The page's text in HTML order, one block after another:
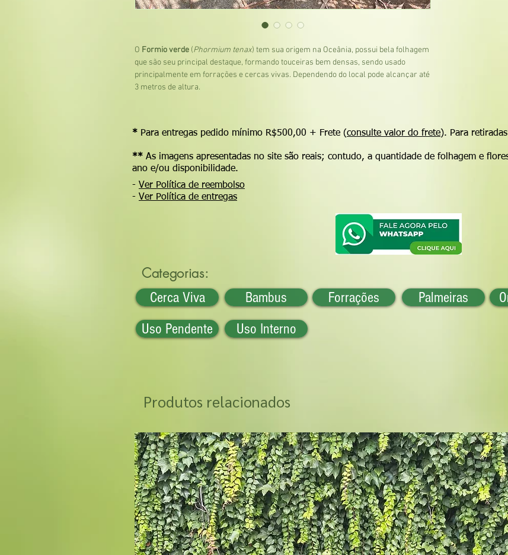
O Formio verde (Phormium tenax) tem sua origem na Oceânia, possui bela folhagem
que são seu principal destaque, formando touceiras bem densas, sendo usado
principalmente em forrações e cercas vivas. Dependendo do local pode alcançar até
3 metros de altura.
- Forma touceiras bem densas
*** ATENÇÃO ***
PARA CÁLCULO DO VALOR DE FRETE ENTRE EM CONTATO
Obs: Apenas no estado de SP
* Para entregas pedido mínimo R$500,00 + Frete (consulte valor do frete). Para
** As imagens apresentadas no site são reais; contudo, a quantidade de folhagem e
ano e/ou disponibilidade.
- Ver Política de reembolso
- Ver Política de entregas
Categorias:
Cerca Viva Bambus Forrações Palmeiras
Uso Pendente
Uso Interno
Produtos relacionados